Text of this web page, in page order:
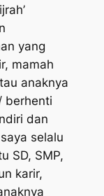
yang
mamah
anaknya
berhenti
dan
selalu
SD, SMP,
karir,